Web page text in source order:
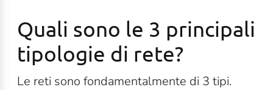
Quali sono le 3 principali
tipologie di rete?
Le reti sono fondamentalmente di 3 tipi.